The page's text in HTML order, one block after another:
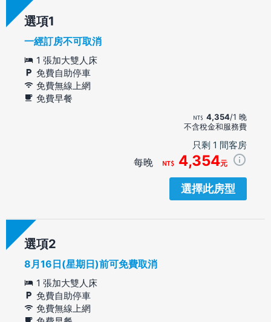
選項
一經訂房不可取消
1 張加大雙人床
免費自助停車
免費無線上網
免費早餐
4,354/1 晚
不含稅金和服務費
只剩 1 間客房
每晚 4,354元
選擇此房型
選項
8月16日(星期日)前可免費取消
1 張加大雙人床
免費自助停車
免費無線上網